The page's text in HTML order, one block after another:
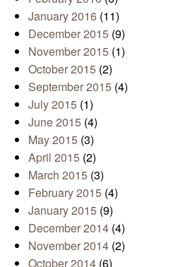
January 2016 (11)
December 2015 (9)
November 2015 (1)
October 2015 (2)
September 2015 (4)
July 2015 (1)
June 2015 (4)
May 2015 (3)
April 2015 (2)
March 2015 (3)
February 2015 (4)
January 2015 (9)
December 2014 (4)
November 2014 (2)
October 2014 (6)